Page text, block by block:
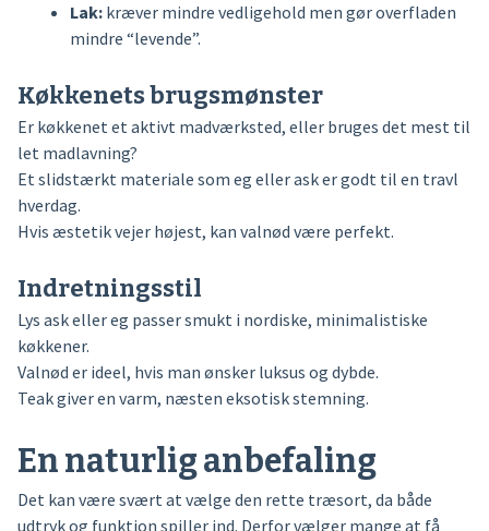
Lak:kræver mindre vedligehold men gør overfladen
mindre “levende”.
Køkkenets brugsmønster
Er køkkenet et aktivt madværksted, eller bruges det mest til
let madlavning?
Et slidstærkt materiale som eg eller ask er godt til en travl
hverdag.
Hvis æstetik vejer højest, kan valnød være perfekt.
Indretningsstil
Lys ask eller eg passer smukt i nordiske, minimalistiske
køkkener.
Valnød er ideel, hvis man ønsker luksus og dybde.
Teak giver en varm, næsten eksotisk stemning.
En naturlig anbefaling
Det kan være svært at vælge den rette træsort, da både
udtryk og funktion spiller ind. Derfor vælger mange at få